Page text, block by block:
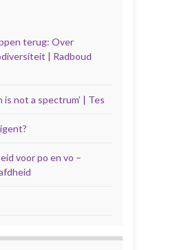
terug: Over
| Radboud
not a spectrum’ | Tes
voor po en vo –